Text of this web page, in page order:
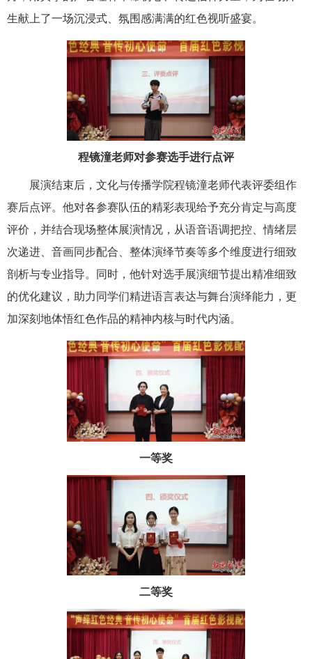
生献上了一场沉浸式、氛围感满满的红色视听盛宴。
程镜潼老师对参赛选手进行点评
展演结束后，文化与传播学院程镜潼老师代表评委组作
赛后点评。他对各参赛队伍的精彩表现给予充分肯定与高度
评价，并结合现场整体展演情况，从语音语调把控、情绪层
次递进、音画同步配合、整体演绎节奏等多个维度进行细致
剖析与专业指导。同时，他针对选手展演细节提出精准细致
的优化建议，助力同学们精进语言表达与舞台演绎能力，更
加深刻地体悟红色作品的精神内核与时代内涵。
一等奖
二等奖